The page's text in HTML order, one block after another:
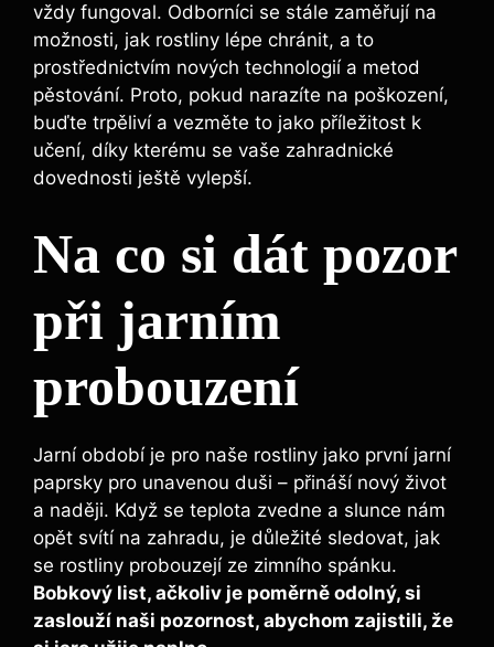
vždy fungoval. Odborníci⁣ se‌ stále zaměřují na⁤
možnosti,‍ jak rostliny lépe chránit, a to
prostřednictvím nových ‌technologií ‍a ⁢metod
pěstování.⁢ Proto, pokud narazíte na poškození,
buďte trpěliví a vezměte to‌ jako příležitost k
učení, díky ⁤kterému se vaše zahradnické
dovednosti ještě vylepší.
Na co si dát pozor
při jarním
probouzení
Jarní⁣ období je pro naše rostliny jako první jarní
paprsky pro unavenou⁢ duši – přináší nový život
a naději. Když se teplota zvedne a⁣ slunce nám
opět svítí‌ na zahradu, je důležité sledovat, jak
se rostliny probouzejí ze zimního spánku.⁣
Bobkový list, ačkoliv je poměrně odolný, si
⁣zaslouží naši​ pozornost, abychom zajistili, že